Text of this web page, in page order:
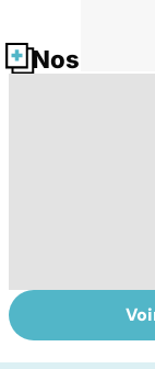
Nos
Tout savoir
cancer de la